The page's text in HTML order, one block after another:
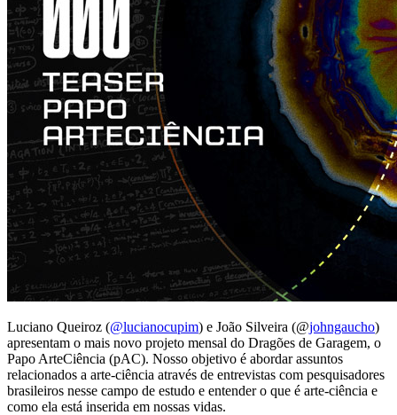
Luciano Queiroz (@lucianocupim) e João Silveira (@johngaucho)
apresentam o mais novo projeto mensal do Dragões de Garagem, o
Papo ArteCiência (pAC). Nosso objetivo é abordar assuntos
relacionados a arte-ciência através de entrevistas com pesquisadores
brasileiros nesse campo de estudo e entender o que é arte-ciência e
como ela está inserida em nossas vidas.